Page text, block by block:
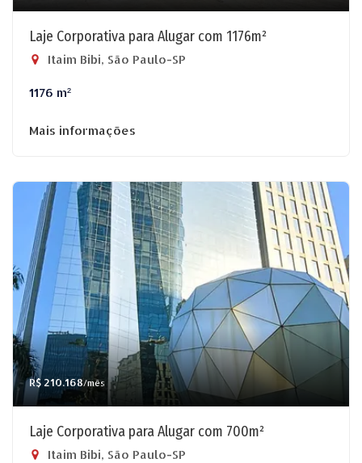
Laje Corporativa para Alugar com 1176m²
Itaim Bibi, São Paulo-SP
1176 m²
Mais informações
R$ 210.168/mês
Laje Corporativa para Alugar com 700m²
Itaim Bibi, São Paulo-SP